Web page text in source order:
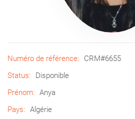
Numéro de référence:
CRM#6655
Status:
Disponible
Prénom:
Anya
Pays:
Algérie